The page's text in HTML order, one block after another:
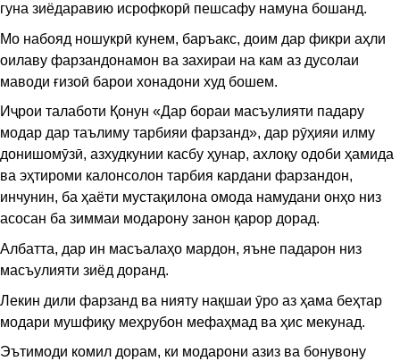
гуна зиёдаравию исрофкорӣ пешсафу намуна бошанд.
Мо набояд ношукрӣ кунем, баръакс, доим дар фикри аҳли
оилаву фарзандонамон ва захираи на кам аз дусолаи
маводи ғизоӣ барои хонадони худ бошем.
Иҷрои талаботи Қонун «Дар бораи масъулияти падару
модар дар таълиму тарбияи фарзанд», дар рӯҳияи илму
донишомӯзӣ, азхудкунии касбу ҳунар, ахлоқу одоби ҳамида
ва эҳтироми калонсолон тарбия кардани фарзандон,
инчунин, ба ҳаёти мустақилона омода намудани онҳо низ
асосан ба зиммаи модарону занон қарор дорад.
Албатта, дар ин масъалаҳо мардон, яъне падарон низ
масъулияти зиёд доранд.
Лекин дили фарзанд ва нияту нақшаи ӯро аз ҳама беҳтар
модари мушфиқу меҳрубон мефаҳмад ва ҳис мекунад.
Эътимоди комил дорам, ки модарони азиз ва бонувону